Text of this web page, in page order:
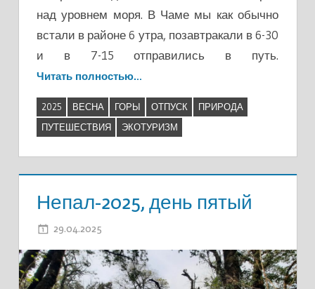
над уровнем моря. В Чаме мы как обычно
встали в районе 6 утра, позавтракали в 6-30
и в 7-15 отправились в путь.
Читать полностью…
2025 ВЕСНА ГОРЫ ОТПУСК
ПРИРОДА
ПУТЕШЕСТВИЯ
ЭКОТУРИЗМ
Непал-2025, день пятый
29.04.2025